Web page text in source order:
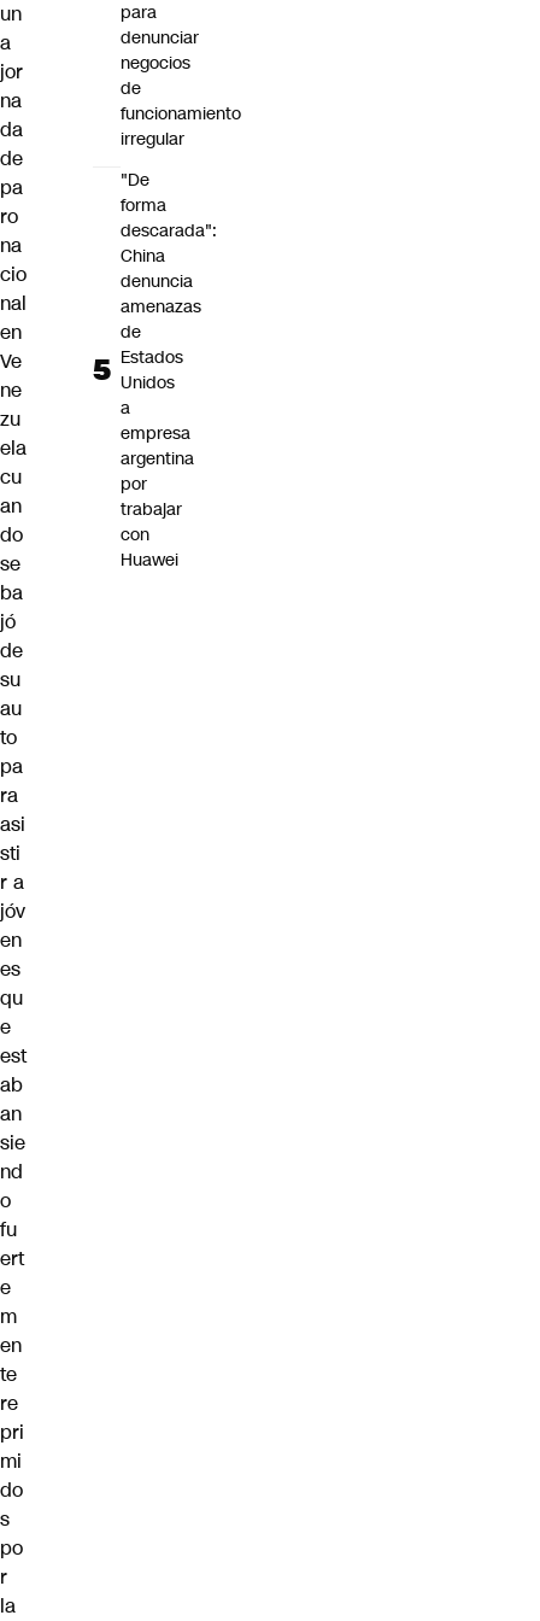
un
a
jor
na
da
de
pa
ro
na
cio
nal
en
Ve
ne
zu
ela
cu
an
do
se
ba
jó
de
su
au
to
pa
ra
asi
sti
r a
jóv
en
es
qu
e
est
ab
an
sie
nd
o
fu
ert
e
m
en
te
re
pri
mi
do
s
po
r
la
para
denunciar
negocios
de
funcionamiento
irregular
"De
forma
descarada":
China
denuncia
amenazas
de
Estados
Unidos
a
empresa
argentina
por
trabajar
con
Huawei